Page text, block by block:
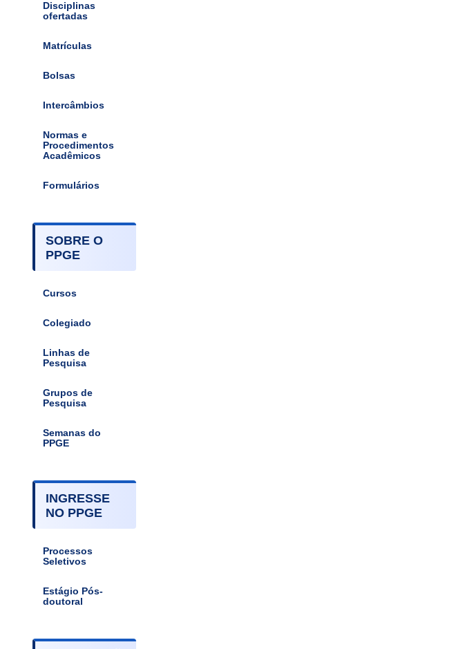
Disciplinas
ofertadas
Matrículas
Bolsas
Intercâmbios
Normas e
Procedimentos
Acadêmicos
Formulários
SOBRE O
PPGE
Cursos
Colegiado
Linhas de
Pesquisa
Grupos de
Pesquisa
Semanas do
PPGE
INGRESSE
NO PPGE
Processos
Seletivos
Estágio Pós-
doutoral